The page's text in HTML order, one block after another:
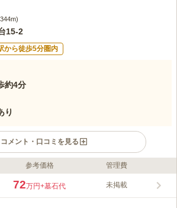
344m)
15‐2
から徒歩5分圏内
約4分
り
コメント・口コミを見る
ント
の台駅」から徒歩約5分、「萩の台さつき公園バ
参考価格 管理費
72万円+墓石代 未掲載